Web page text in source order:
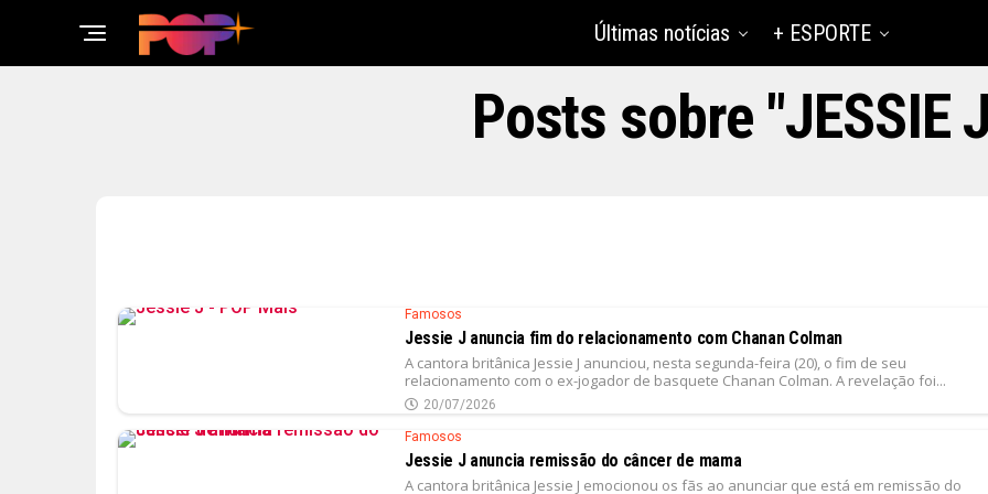
Últimas notícias + ESPORTE
Posts sobre "JESSIE
Famosos
Jessie J anuncia fim do relacionamento com Chanan Colman
A cantora britânica Jessie J anunciou, nesta segunda-feira (20), o fim de seu
relacionamento com o ex-jogador de basquete Chanan Colman. A revelação foi...
20/07/2026
Famosos
Jessie J anuncia remissão do câncer de mama
A cantora britânica Jessie J emocionou os fãs ao anunciar que está em remissão do